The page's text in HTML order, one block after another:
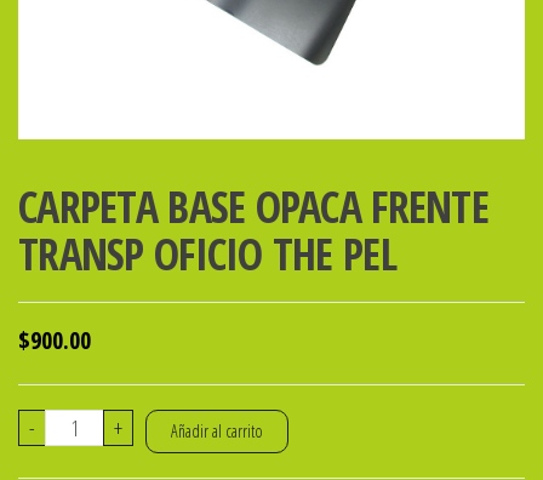
CARPETA BASE OPACA FRENTE
TRANSP OFICIO THE PEL
$900.00
-
CARPETA+ Añadir al carrito